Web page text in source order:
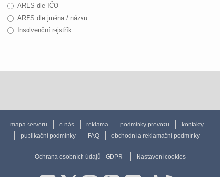
ARES dle IČO
ARES dle jména / názvu
Insolvenční rejstřík
mapa serveru o nás reklama podmínky provozu
kontakty
publikační podmínky
FAQ obchodní a reklamační podmínky
Ochrana osobních údajů - GDPR Nastavení cookies